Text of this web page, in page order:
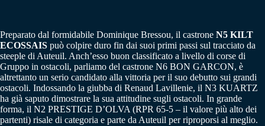
Preparato dal formidabile Dominique Bressou, il castrone N5 KILT
ECOSSAIS può colpire duro fin dai suoi primi passi sul tracciato da
steeple di Auteuil. Anch’esso buon classificato a livello di corse di
Gruppo in ostacoli, parliamo del castrone N6 BON GARCON, è
altrettanto un serio candidato alla vittoria per il suo debutto sui grandi
ostacoli. Indossando la giubba di Renaud Lavillenie, il N3 KUARTZ
ha già saputo dimostrare la sua attitudine sugli ostacoli. In grande
forma, il N2 PRESTIGE D’OLVA (RPR 65-5 – il valore più alto dei
partenti) risale di categoria e parte da Auteuil per riproporsi al meglio.